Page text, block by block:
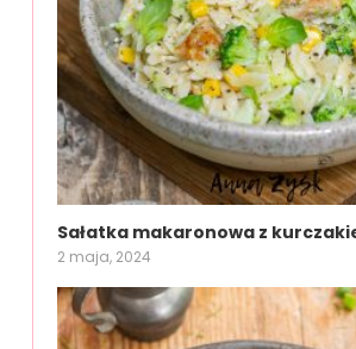
Sałatka makaronowa z
2 maja, 2024